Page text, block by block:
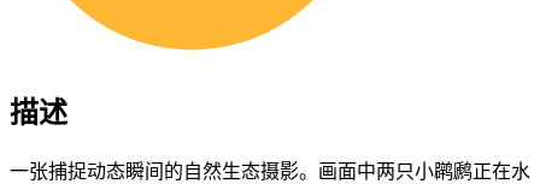
描述
一张捕捉动态瞬间的自然生态摄影。画面中两只小䴙䴘正在水